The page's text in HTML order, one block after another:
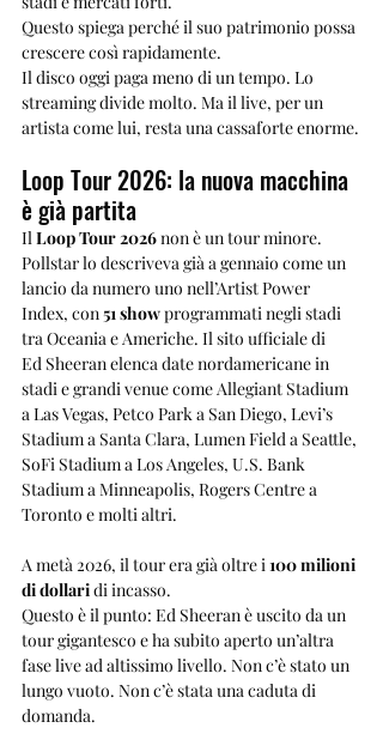
Questo spiega perché il suo patrimonio possa
crescere così rapidamente.
Il disco oggi paga meno di un tempo. Lo
streaming divide molto. Ma il live, per un
artista come lui, resta una cassaforte enorme.
Loop Tour 2026: la nuova macchina
è già partita
Il Loop Tour 2026 non è un tour minore.
Pollstar lo descriveva già a gennaio come un
lancio da numero uno nell’Artist Power
Index, con 51 show programmati negli stadi
tra Oceania e Americhe. Il sito ufficiale di
Ed Sheeran elenca date nordamericane in
stadi e grandi venue come Allegiant Stadium
a Las Vegas, Petco Park a San Diego, Levi’s
Stadium a Santa Clara, Lumen Field a Seattle,
SoFi Stadium a Los Angeles, U.S. Bank
Stadium a Minneapolis, Rogers Centre a
Toronto e molti altri.
A metà 2026, il tour era già oltre i 100 milioni
di dollari di incasso.
Questo è il punto: Ed Sheeran è uscito da un
tour gigantesco e ha subito aperto un’altra
fase live ad altissimo livello. Non c’è stato un
lungo vuoto. Non c’è stata una caduta di
domanda.